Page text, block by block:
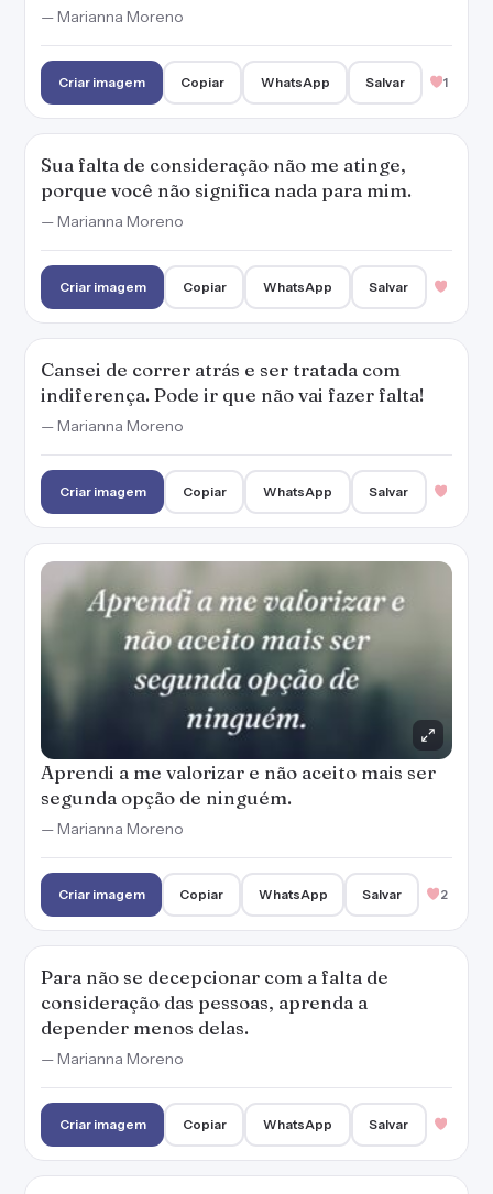
— Marianna Moreno
Criar imagem Copiar WhatsApp Salvar 1
Sua falta de consideração não me atinge,
porque você não significa nada para mim.
— Marianna Moreno
Criar imagem Copiar WhatsApp Salvar
Cansei de correr atrás e ser tratada com
indiferença. Pode ir que não vai fazer falta!
— Marianna Moreno
Criar imagem Copiar WhatsApp Salvar
Aprendi a me valorizar e não aceito mais ser
segunda opção de ninguém.
— Marianna Moreno
Criar imagem Copiar WhatsApp Salvar 2
Para não se decepcionar com a falta de
consideração das pessoas, aprenda a
depender menos delas.
— Marianna Moreno
Criar imagem Copiar WhatsApp Salvar